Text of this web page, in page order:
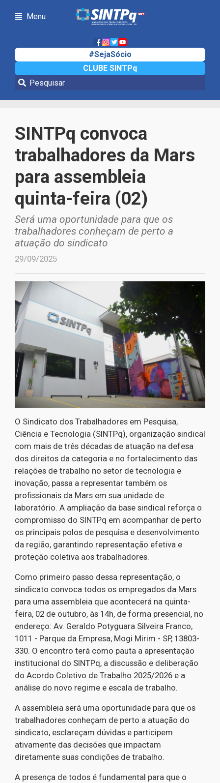
Menu
#SejaSócio
CLUBE SINTPq
Notícias
SINTPq convoca
trabalhadores da Mars
para assembleia
quinta-feira (02)
Será uma oportunidade para que os
trabalhadores conheçam de perto a
atuação do sindicato
29/09/2025
O Sindicato dos Trabalhadores em Pesquisa,
Ciência e Tecnologia (SINTPq), organização sindical
com mais de três décadas de atuação na defesa
dos direitos da categoria e no fortalecimento das
relações de trabalho no setor de tecnologia e
inovação, passa a representar também os
profissionais da Mars em sua unidade de
laboratório. A ampliação da base sindical reforça o
compromisso do SINTPq em acompanhar de perto
os principais polos de pesquisa e desenvolvimento
da região, garantindo representação efetiva e
proteção coletiva aos trabalhadores.
Como primeiro passo dessa representação, o
sindicato convoca todos os empregados da Mars
para uma assembleia que acontecerá na quinta-
feira, 02 de outubro, às 14h, de forma presencial, no
endereço: Av. Geraldo Potyguara Silveira Franco,
1011 - Parque da Empresa, Mogi Mirim - SP, 13803-
330. O encontro terá como pauta a apresentação
institucional do SINTPq, a discussão e deliberação
do Acordo Coletivo de Trabalho 2025/2026 e a
análise do novo regime e escala de trabalho.
A assembleia será uma oportunidade para que os
trabalhadores conheçam de perto a atuação do
sindicato, esclareçam dúvidas e participem
ativamente das decisões que impactam
diretamente suas condições de trabalho.
A presença de todos é fundamental para que o